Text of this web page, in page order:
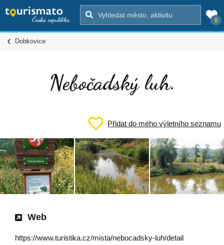
0
Dobkovice
Nebočadský luh.
Přidat do mého výletního seznamu
Web
https://www.turistika.cz/mista/nebocadsky-luh/detail